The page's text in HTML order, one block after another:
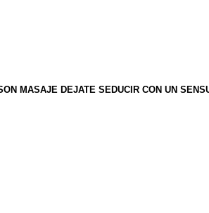
MASAJE DEJATE SEDUCIR CON UN